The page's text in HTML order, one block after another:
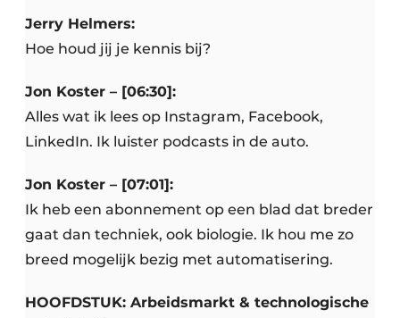
Jerry Helmers:
Hoe houd jij je kennis bij?
Jon Koster – [06:30]:
Alles wat ik lees op Instagram, Facebook,
LinkedIn. Ik luister podcasts in de auto.
Jon Koster – [07:01]:
Ik heb een abonnement op een blad dat breder
gaat dan techniek, ook biologie. Ik hou me zo
breed mogelijk bezig met automatisering.
HOOFDSTUK: Arbeidsmarkt & technologische